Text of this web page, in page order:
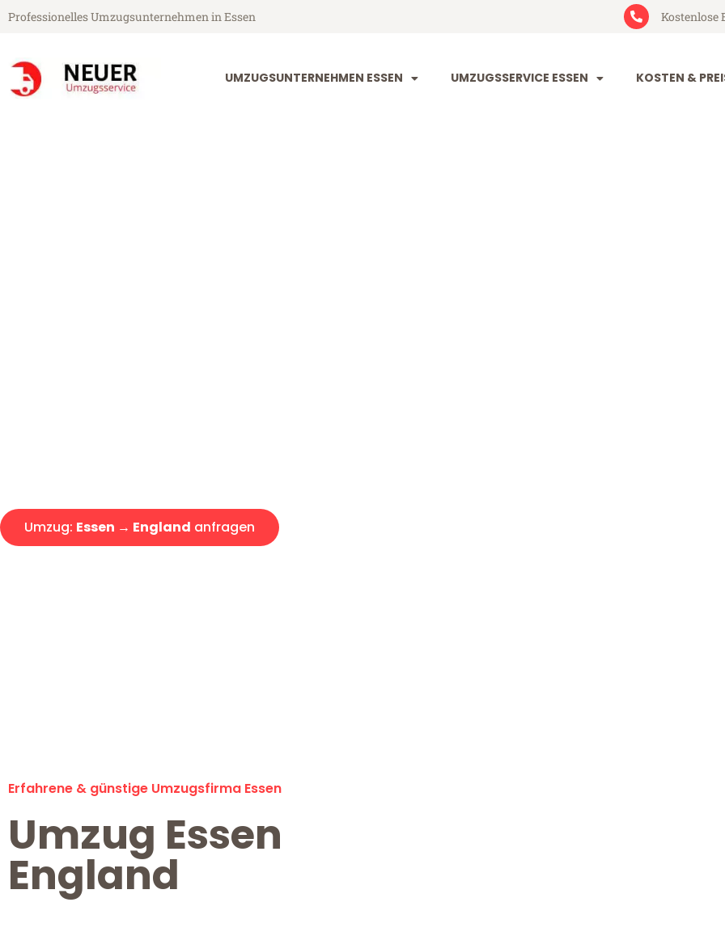
Professionelles Umzugsunternehmen in Essen Kostenlose
UMZUGSUNTERNEHMEN ESSEN UMZUGSSERVICE ESSEN KOSTEN &
Umzug: Essen → England anfragen
Erfahrene & günstige Umzugsfirma Essen
Umzug Essen
England